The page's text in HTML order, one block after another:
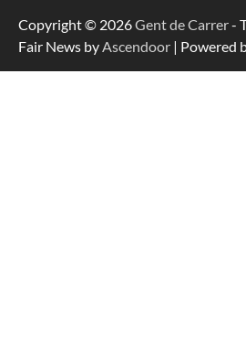
Copyright © 2026Gent de Carrer-
Fair News by Ascendoor | Powered